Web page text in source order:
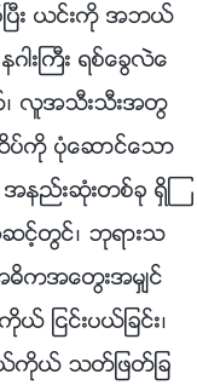
ၿပီး ယင္းကို အဘယ္
းႀကီး ရစ္ေခြလဲေ
ာက္၊ လူအသီးသီးအတြ
ဆိပ္ကို ပုံေဆာင္ေသာ
နည္းဆုံးတစ္ခု ရွိၾ
တြင္၊ ဘုရားသ
ကအေတြးအမွ်င္
ျငင္းပယ္ျခင္း၊
ယ္ကိုယ္ သတ္ျဖတ္ျခ